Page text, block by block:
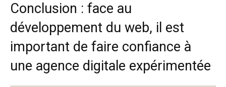
Conclusion : face au
développement du web, il est
important de faire confiance à
une agence digitale expérimentée